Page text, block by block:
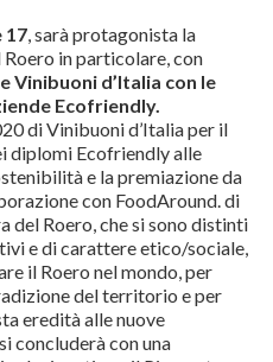
17, sarà protagonista la
in particolare, con
Vinibuoni d’Italia con le
Ecofriendly.
di Vinibuoni d’Italia per il
diplomi Ecofriendly alle
e la premiazione da
con FoodAround. di
Roero, che si sono distinti
e di carattere etico/sociale,
il Roero nel mondo, per
del territorio e per
eredità alle nuove
concluderà con una